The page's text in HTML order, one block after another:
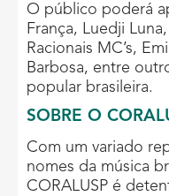
O público poderá
França, Luedji
Racionais MC’s,
Barbosa, entre
popular brasileira.
SOBRE O
Com um variado
nomes da música
CORALUSP é